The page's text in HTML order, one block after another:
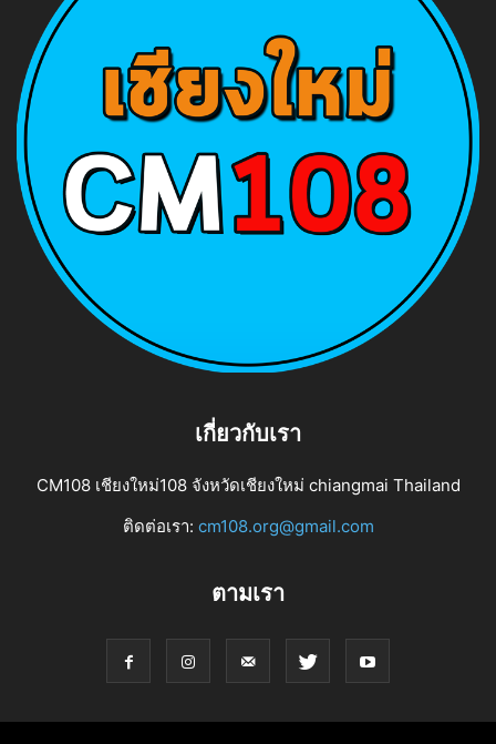
เกี่ยวกับเรา
CM108 เชียงใหม่108 จังหวัดเชียงใหม่ chiangmai Thailand
ติดต่อเรา: cm108.org@gmail.com
ตามเรา